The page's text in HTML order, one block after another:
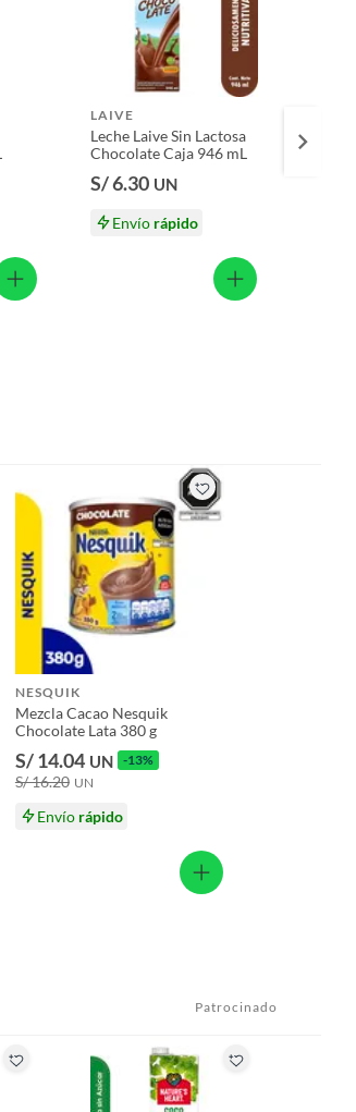
LAIVE
Leche Laive Sin Lactosa
Chocolate Caja 946 mL
S/ 6.30 UN
Envío rápido
NESQUIK
Mezcla Cacao Nesquik
Chocolate Lata 380 g
S/ 14.04 UN -13%
S/ 16.20 UN
Envío rápido
Patrocinado